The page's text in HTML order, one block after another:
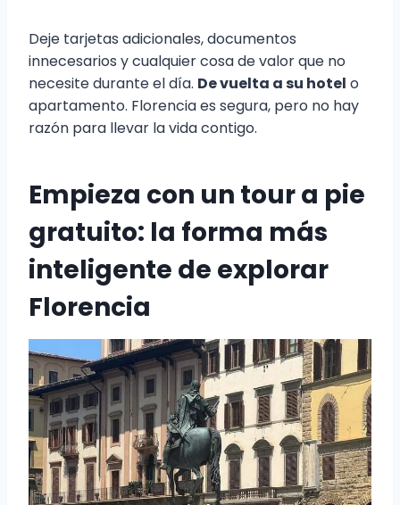
Deje tarjetas adicionales, documentos
innecesarios y cualquier cosa de valor que no
necesite durante el día. De vuelta a su hotel o
apartamento. Florencia es segura, pero no hay
razón para llevar la vida contigo.
Empieza con un tour a pie
gratuito: la forma más
inteligente de explorar
Florencia